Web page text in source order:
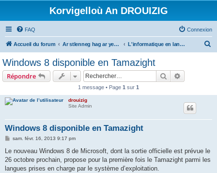
Korvigelloù An DROUIZIG
FAQ Connexion
Accueil du forum Ar stlenneg hag ar yezhoù bihan er bed a-bezh L'informatique en langues régionales et minoritaires
Windows 8 disponible en Tamazight
Répondre Rechercher
1 message • Page 1 sur 1
drouizig
Site Admin
Windows 8 disponible en Tamazight
M
s
a
g
sam. févr. 16, 2013 9:17 pm
Le nouveau Windows 8 de Microsoft, dont la sortie officielle est prévue le
26 octobre prochain, propose pour la première fois le Tamazight parmi les
langues prises en charge par le système d’exploitation.